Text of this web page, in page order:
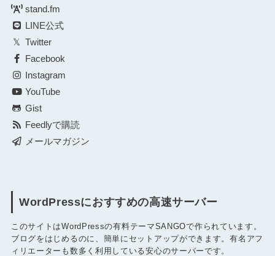
stand.fm
LINE公式
Twitter
Facebook
Instagram
YouTube
Gist
Feedlyで購読
メールマガジン
WordPressにおすすめの高速サーバー
このサイトはWordPressの有料テーマSANGOで作られています。
ブログをはじめるのに、簡単にセットアップができます。有名アフ
ィリエーターも数多く利用している安心のサーバーです。